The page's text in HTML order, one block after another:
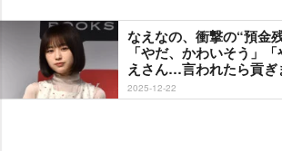
なえなの、衝撃の“預金
「やだ、かわいそう」
えさん…言われたら貢ぎ
2025-12-22